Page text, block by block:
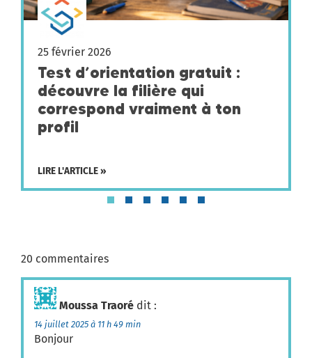
25 février 2026
Test d’orientation gratuit :
découvre la filière qui
correspond vraiment à ton
profil
LIRE L'ARTICLE »
20 commentaires
Moussa Traoré dit :
14 juillet 2025 à 11 h 49 min
Bonjour